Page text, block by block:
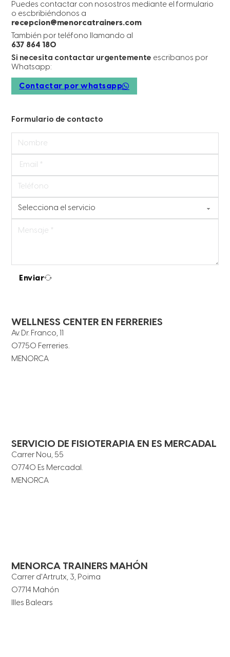
Puedes contactar con nosostros mediante el formulario
o escbribiéndonos a
recepcion@menorcatrainers.com
También por teléfono llamando al
637 864 180
Si necesita contactar urgentemente escribanos por
Whatsapp:
Contactar por whatsapp
Formulario de contacto
Enviar
WELLNESS CENTER EN FERRERIES
Av. Dr. Franco, 11
07750 Ferreries.
MENORCA
SERVICIO DE FISIOTERAPIA EN ES MERCADAL
Carrer Nou, 55
07740 Es Mercadal.
MENORCA
MENORCA TRAINERS MAHÓN
Carrer d'Artrutx, 3, Poima
07714 Mahón
Illes Balears